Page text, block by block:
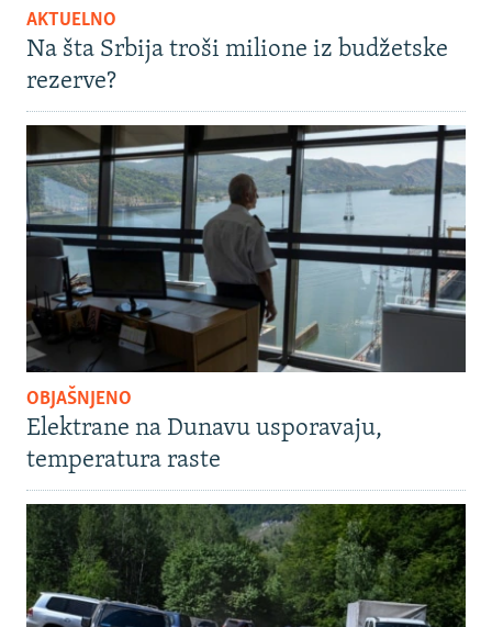
AKTUELNO
Na šta Srbija troši milione iz budžetske
rezerve?
OBJAŠNJENO
Elektrane na Dunavu usporavaju,
temperatura raste